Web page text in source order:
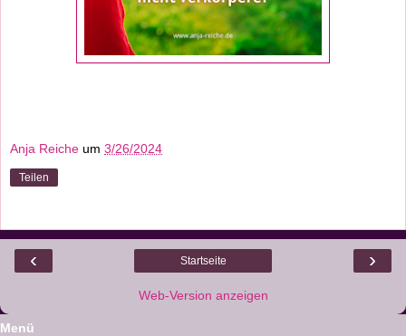
Anja Reiche um 3/26/2024
Teilen
‹ ›
Startseite
Web-Version anzeigen
Menü